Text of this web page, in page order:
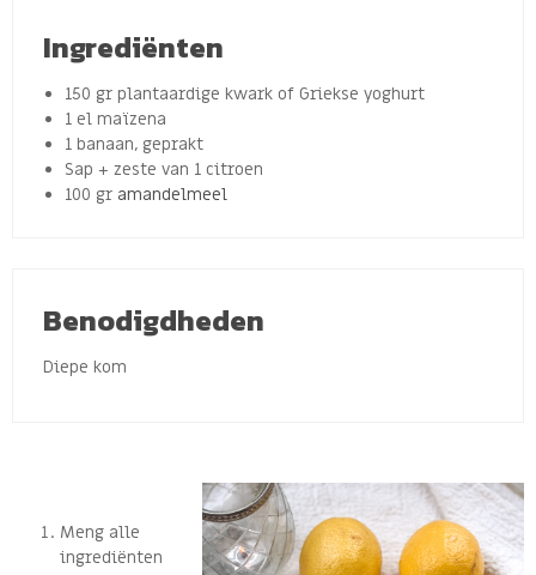
Ingrediënten
150 gr plantaardige kwark of Griekse yoghurt
1 el maïzena
1 banaan, geprakt
Sap + zeste van 1 citroen
100 gr amandelmeel
Benodigdheden
Diepe kom
Meng alle
ingrediënten